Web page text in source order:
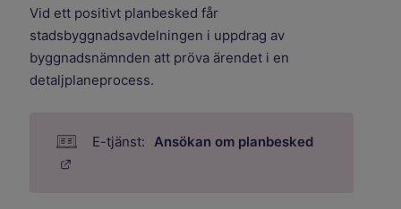
Vid ett positivt planbesked får
stadsbyggnadsavdelningen i uppdrag av
byggnadsnämnden att pröva ärendet i en
detaljplaneprocess.
Ansökan om planbesked